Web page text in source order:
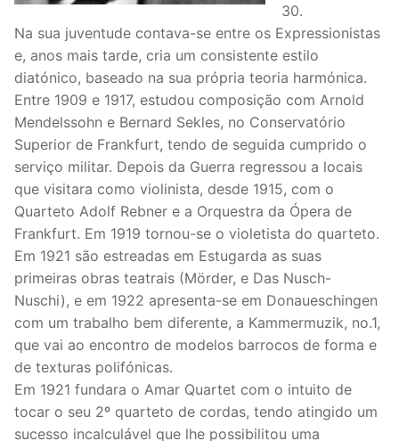
30.
Na sua juventude contava-se entre os Expressionistas
e, anos mais tarde, cria um consistente estilo
diatónico, baseado na sua própria teoria harmónica.
Entre 1909 e 1917, estudou composição com Arnold
Mendelssohn e Bernard Sekles, no Conservatório
Superior de Frankfurt, tendo de seguida cumprido o
serviço militar. Depois da Guerra regressou a locais
que visitara como violinista, desde 1915, com o
Quarteto Adolf Rebner e a Orquestra da Ópera de
Frankfurt. Em 1919 tornou-se o violetista do quarteto.
Em 1921 são estreadas em Estugarda as suas
primeiras obras teatrais (Mörder, e Das Nusch-
Nuschi), e em 1922 apresenta-se em Donaueschingen
com um trabalho bem diferente, a Kammermuzik, no.1,
que vai ao encontro de modelos barrocos de forma e
de texturas polifónicas.
Em 1921 fundara o Amar Quartet com o intuito de
tocar o seu 2º quarteto de cordas, tendo atingido um
sucesso incalculável que lhe possibilitou uma